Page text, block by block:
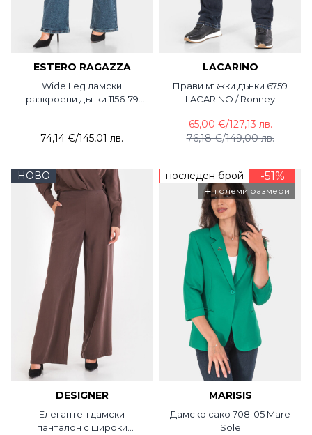
ESTERO RAGAZZA
Wide Leg дамски
разкроени дънки 1156-79
74,14 €/145,01 лв.
LACARINO
Прави мъжки дънки 6759
LACARINO / Ronney
76,18 €/149,00 лв.
65,00 €/127,13 лв.
НОВО
DESIGNER
Елегантен дамски
панталон с широки
последен брой -51%
+ големи размери
MARISIS
Дамско сако 708-05 Mare
Sole